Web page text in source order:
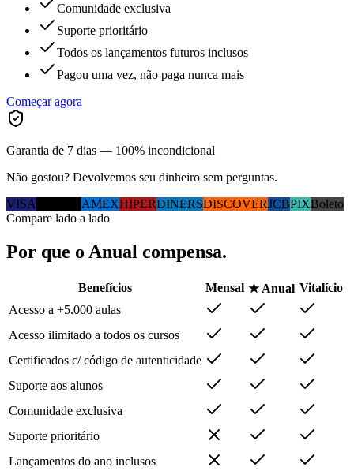
Comunidade exclusiva
Suporte prioritário
Todos os lançamentos futuros inclusos
Pagou uma vez, não paga nunca mais
Começar agora
Garantia de 7 dias — 100% incondicional
Não gostou? Devolvemos seu dinheiro sem perguntas.
VISA
AMEXHIPERDINERSDISCOVERJCBPIXBoleto
Compare lado a lado
Por que o Anual compensa.
Benefícios Mensal ★ Anual Vitalício
Acesso a +5.000 aulas
Acesso ilimitado a todos os cursos
Certificados c/ código de autenticidade
Suporte aos alunos
Comunidade exclusiva
Suporte prioritário
Lançamentos do ano inclusos